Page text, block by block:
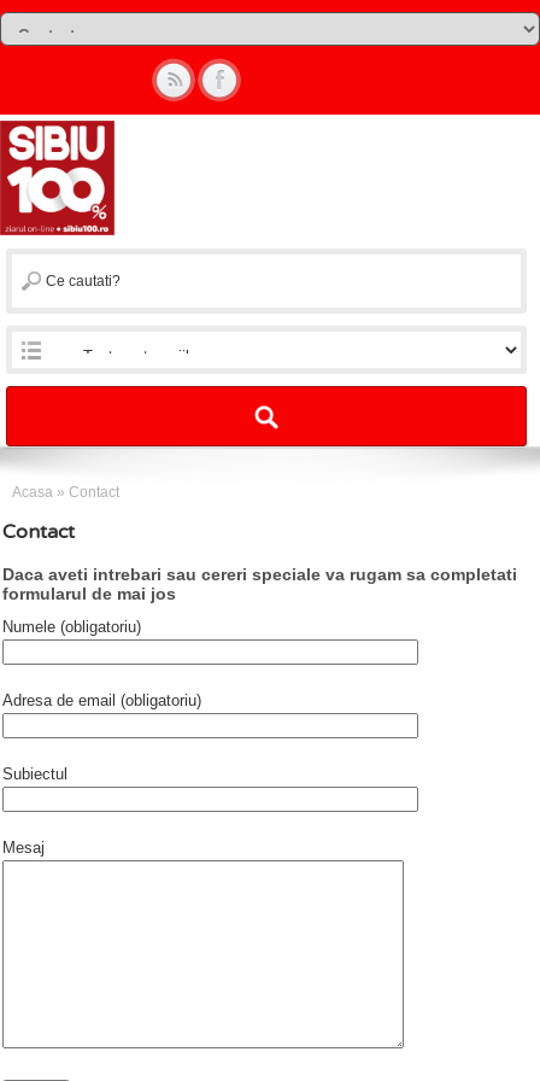
Acasa » Contact
Contact
Daca aveti intrebari sau cereri speciale va rugam sa completati
formularul de mai jos
Numele (obligatoriu)
Adresa de email (obligatoriu)
Subiectul
Mesaj